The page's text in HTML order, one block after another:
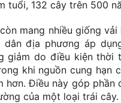
tuổi, 132 cây trên 500
mang nhiều giống
dân địa phương áp
giảm do điều kiện
khi nguồn cung hạn
hơn. Điều này góp
của một loại trái cây.